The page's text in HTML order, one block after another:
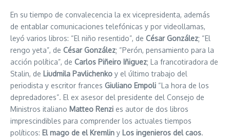
En su tiempo de convalecencia la ex vicepresidenta, además
de entablar comunicaciones telefónicas y por videollamas,
leyó varios libros: “El niño resentido”, de César González; “El
rengo yeta”, de César González; “Perón, pensamiento para la
acción política”, de Carlos Piñeiro Iñiguez; La francotiradora de
Stalin, de Liudmila Pavlichenko y el último trabajo del
periodista y escritor frances Giuliano Empoli “La hora de los
depredadores”. El ex asesor del presidente del Consejo de
Ministros italiano Matteo Renzi es autor de dos libros
imprescindibles para comprender los actuales tiempos
políticos: El mago de el Kremlin y Los ingenieros del caos.